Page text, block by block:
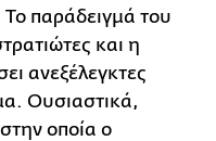
παράδειγμά του
και η
ανεξέλεγκτες
Ουσιαστικά,
οποία ο